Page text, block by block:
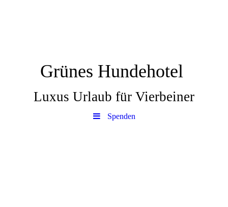
Grünes Hundehotel
Luxus Urlaub für Vierbeiner
Spenden